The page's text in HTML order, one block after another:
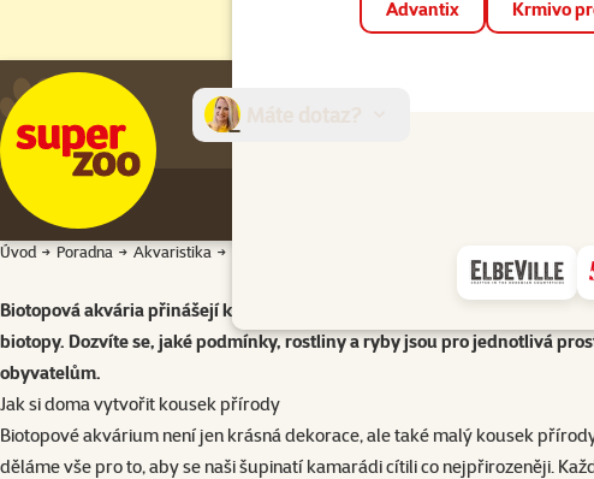
Advantix Krmivo
Úvod Poradna Akvaristika
Biotopová akvária přinášejí kousek skutečné přírody přímo do vašeho
biotopy. Dozvíte se, jaké podmínky, rostliny a ryby jsou pro jednotlivá
obyvatelům.
Jak si doma vytvořit kousek přírody
Biotopové akvárium není jen krásná dekorace, ale také malý kousek
děláme vše pro to, aby se naši šupinatí kamarádi cítili co nejpřirozeněji.